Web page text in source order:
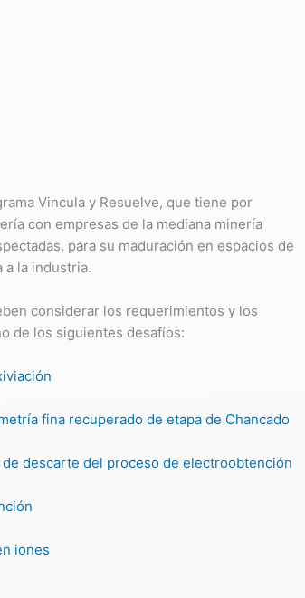
Vincula y Resuelve, que tiene por
con empresas de la mediana minería
para su maduración en espacios de
a la industria.
considerar los requerimientos y los
de los siguientes desafíos:
fina recuperado de etapa de Chancado
descarte del proceso de electroobtención
iones